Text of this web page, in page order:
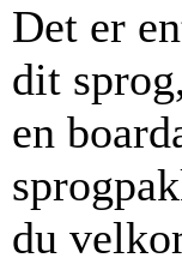
Det er
dit
en
du